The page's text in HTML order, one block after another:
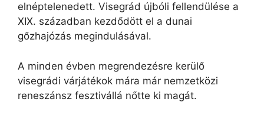
elnéptelenedett. Visegrád újbóli fellendülése a
XIX. században kezdődött el a dunai
gőzhajózás megindulásával.
A minden évben megrendezésre kerülő
visegrádi várjátékok mára már nemzetközi
reneszánsz fesztivállá nőtte ki magát.